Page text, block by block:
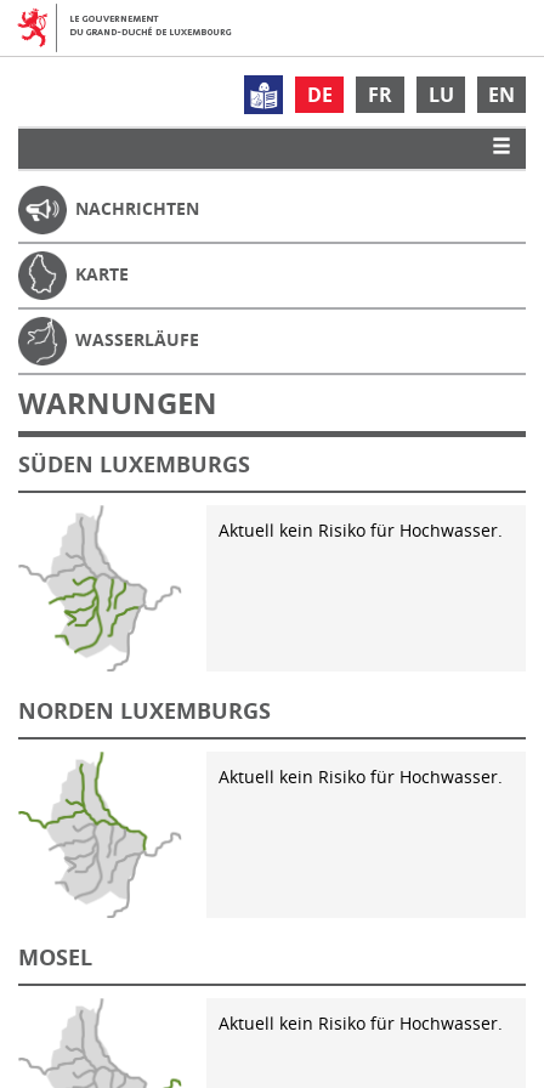
DE FR LU EN
NACHRICHTEN
KARTE
WASSERLÄUFE
WARNUNGEN
SÜDEN LUXEMBURGS
Aktuell kein Risiko für Hochwasser.
NORDEN LUXEMBURGS
Aktuell kein Risiko für Hochwasser.
MOSEL
Aktuell kein Risiko für Hochwasser.